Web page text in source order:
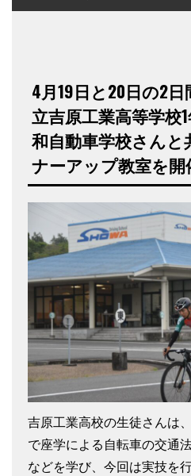
4月19日と20日の2
立吉原工業高等学校
和自動車学校さん
ナーアップ教室を開
吉原工業高校の生徒さんは
で座学による自転車の交通
などを学び、今回は実技を